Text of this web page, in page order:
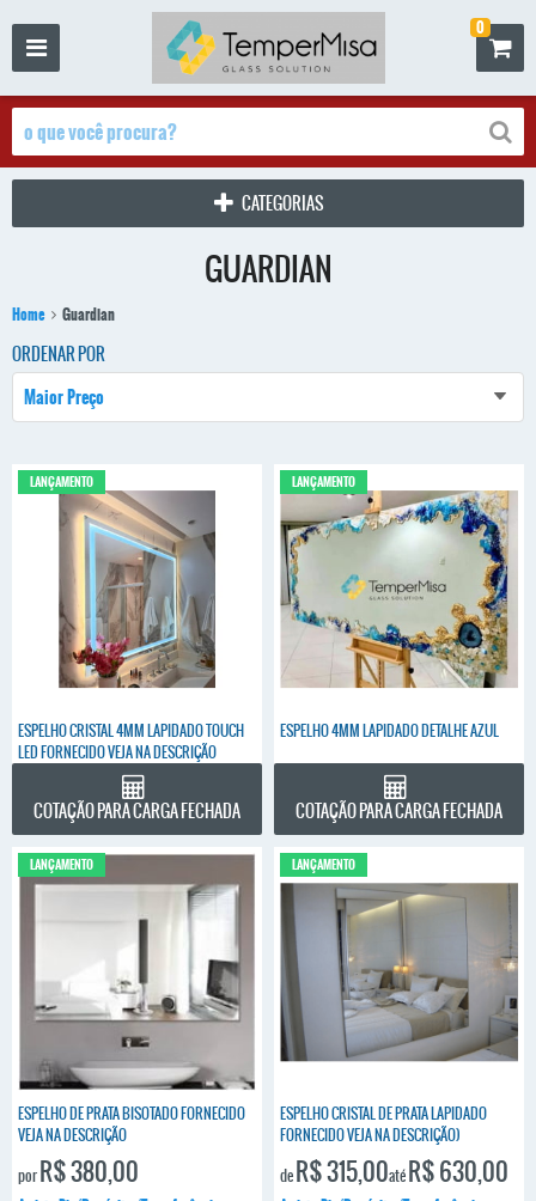
0
CATEGORIAS
GUARDIAN
Home Guardian
ORDENAR POR
Maior Preço
LANÇAMENTO
ESPELHO CRISTAL 4MM LAPIDADO TOUCH
LED FORNECIDO VEJA NA DESCRIÇÃO
COTAÇÃO PARA CARGA FECHADA
LANÇAMENTO
ESPELHO 4MM LAPIDADO DETALHE AZUL
COTAÇÃO PARA CARGA FECHADA
LANÇAMENTO
ESPELHO DE PRATA BISOTADO FORNECIDO
VEJA NA DESCRIÇÃO
porR$ 380,00
LANÇAMENTO
ESPELHO CRISTAL DE PRATA LAPIDADO
FORNECIDO VEJA NA DESCRIÇÃO)
deR$ 315,00atéR$ 630,00